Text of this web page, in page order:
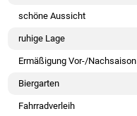
schöne Aussicht
ruhige Lage
Ermäßigung Vor-/Nachsaison
Biergarten
Fahrradverleih